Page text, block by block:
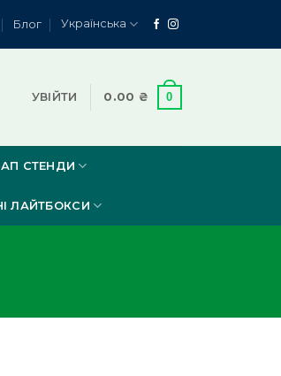
Блог Українська
УВІЙТИ 0.00 ₴ 0
СТЕНДИ
ЛАЙТБОКСИ